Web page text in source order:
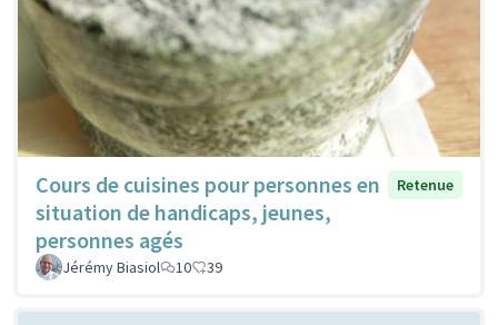
Cours de cuisines pour personnes en
situation de handicaps, jeunes,
personnes agés
Retenue
Jérémy Biasiol 10 39